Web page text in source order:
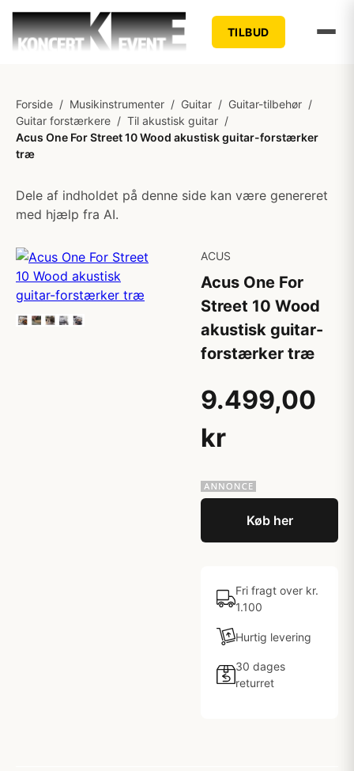
TILBUD
Forside / Musikinstrumenter / Guitar / Guitar-tilbehør /
Guitar forstærkere / Til akustisk guitar /
Acus One For Street 10 Wood akustisk guitar-forstærker
træ
Dele af indholdet på denne side kan være genereret
med hjælp fra AI.
ACUS
Acus One For
Street 10 Wood
akustisk guitar-
forstærker træ
9.499,00
kr
Køb her
Fri fragt over kr.
1.100
Hurtig levering
30 dages
returret